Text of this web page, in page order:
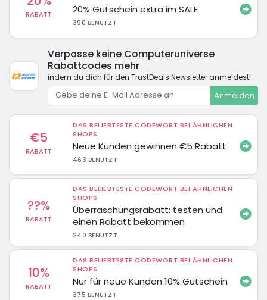
RABATT 20% Gutschein extra im SALE
390 BENUTZT
Verpasse keine Computeruniverse
Rabattcodes mehr
indem du dich für den TrustDeals Newsletter anmeldest!
Anmelden
€5
RABATT
DAS BELIEBTESTE CODEWORT BEI ÄHNLICHEN
SHOPS
Neue Kunden gewinnen €5 Rabatt
463 BENUTZT
??%
RABATT
DAS BELIEBTESTE CODEWORT BEI ÄHNLICHEN
SHOPS
Überraschungsrabatt: testen und
einen Rabatt bekommen
240 BENUTZT
10%
RABATT
DAS BELIEBTESTE CODEWORT BEI ÄHNLICHEN
SHOPS
Nur für neue Kunden 10% Gutschein
375 BENUTZT